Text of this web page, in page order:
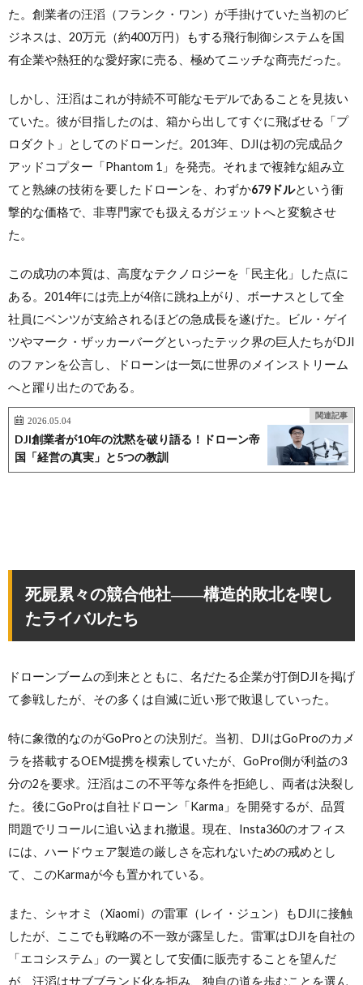
た。創業者の汪滔（フランク・ワン）が手掛けていた当初のビ
ジネスは、20万元（約400万円）もする飛行制御システムを国
有企業や熱狂的な愛好家に売る、極めてニッチな商売だった。
しかし、汪滔はこれが持続不可能なモデルであることを見抜い
ていた。彼が目指したのは、箱から出してすぐに飛ばせる「プ
ロダクト」としてのドローンだ。2013年、DJIは初の完成品ク
アッドコプター「Phantom 1」を発売。それまで複雑な組み立
てと熟練の技術を要したドローンを、わずか679ドルという衝
撃的な価格で、非専門家でも扱えるガジェットへと変貌させ
た。
この成功の本質は、高度なテクノロジーを「民主化」した点に
ある。2014年には売上が4倍に跳ね上がり、ボーナスとして全
社員にベンツが支給されるほどの急成長を遂げた。ビル・ゲイ
ツやマーク・ザッカーバーグといったテック界の巨人たちがDJI
のファンを公言し、ドローンは一気に世界のメインストリーム
へと躍り出たのである。
関連記事
2026.05.04
DJI創業者が10年の沈黙を破り語る！ドローン帝
国「経営の真実」と5つの教訓
死屍累々の競合他社――構造的敗北を喫し
たライバルたち
ドローンブームの到来とともに、名だたる企業が打倒DJIを掲げ
て参戦したが、その多くは自滅に近い形で敗退していった。
特に象徴的なのがGoProとの決別だ。当初、DJIはGoProのカメ
ラを搭載するOEM提携を模索していたが、GoPro側が利益の3
分の2を要求。汪滔はこの不平等な条件を拒絶し、両者は決裂し
た。後にGoProは自社ドローン「Karma」を開発するが、品質
問題でリコールに追い込まれ撤退。現在、Insta360のオフィス
には、ハードウェア製造の厳しさを忘れないための戒めとし
て、このKarmaが今も置かれている。
また、シャオミ（Xiaomi）の雷軍（レイ・ジュン）もDJIに接触
したが、ここでも戦略の不一致が露呈した。雷軍はDJIを自社の
「エコシステム」の一翼として安価に販売することを望んだ
が、汪滔はサブブランド化を拒み、独自の道を歩むことを選ん